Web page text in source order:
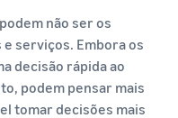
não ser os
serviços. Embora os
decisão rápida ao
podem pensar mais
tomar decisões mais